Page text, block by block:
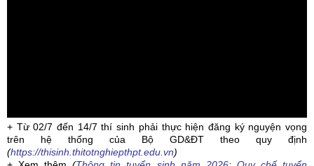
+ Từ 02/7 đến 14/7 thí sinh phải thực hiện đăng ký nguyện vọng
trên hệ thống của Bộ GD&ĐT theo quy định
(https://thisinh.thitotnghiepthpt.edu.vn)